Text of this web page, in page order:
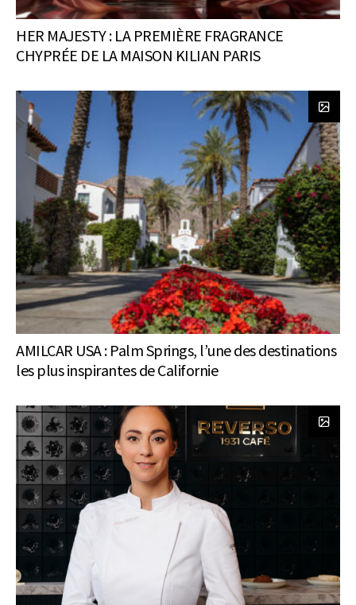
HER MAJESTY : LA PREMIÈRE FRAGRANCE
CHYPRÉE DE LA MAISON KILIAN PARIS
AMILCAR USA : Palm Springs, l’une des destinations
les plus inspirantes de Californie